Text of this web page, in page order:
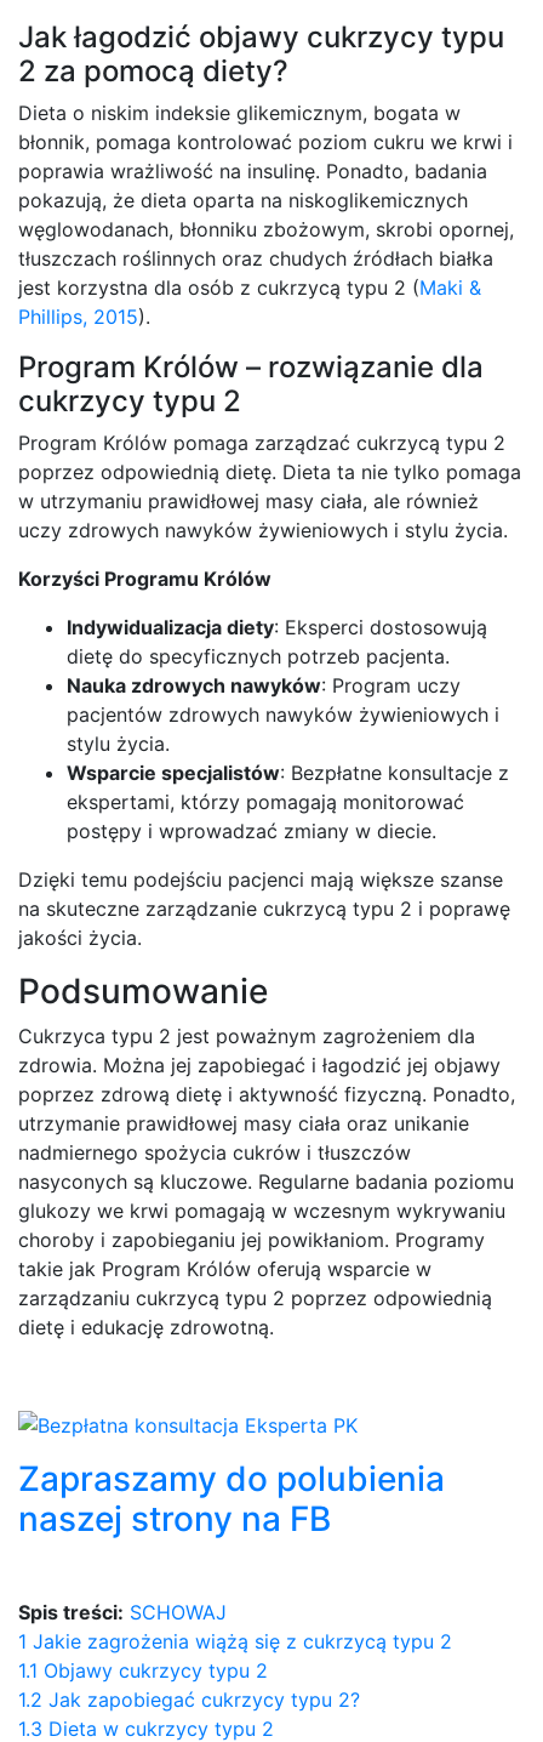
Jak łagodzić objawy cukrzycy typu
2 za pomocą diety?
Dieta o niskim indeksie glikemicznym, bogata w
błonnik, pomaga kontrolować poziom cukru we krwi i
poprawia wrażliwość na insulinę. Ponadto, badania
pokazują, że dieta oparta na niskoglikemicznych
węglowodanach, błonniku zbożowym, skrobi opornej,
tłuszczach roślinnych oraz chudych źródłach białka
jest korzystna dla osób z cukrzycą typu 2 (Maki &
Phillips, 2015).
Program Królów – rozwiązanie dla
cukrzycy typu 2
Program Królów pomaga zarządzać cukrzycą typu 2
poprzez odpowiednią dietę. Dieta ta nie tylko pomaga
w utrzymaniu prawidłowej masy ciała, ale również
uczy zdrowych nawyków żywieniowych i stylu życia.
Korzyści Programu Królów
Indywidualizacja diety: Eksperci dostosowują
dietę do specyficznych potrzeb pacjenta.
Nauka zdrowych nawyków: Program uczy
pacjentów zdrowych nawyków żywieniowych i
stylu życia.
Wsparcie specjalistów: Bezpłatne konsultacje z
ekspertami, którzy pomagają monitorować
postępy i wprowadzać zmiany w diecie.
Dzięki temu podejściu pacjenci mają większe szanse
na skuteczne zarządzanie cukrzycą typu 2 i poprawę
jakości życia.
Podsumowanie
Cukrzyca typu 2 jest poważnym zagrożeniem dla
zdrowia. Można jej zapobiegać i łagodzić jej objawy
poprzez zdrową dietę i aktywność fizyczną. Ponadto,
utrzymanie prawidłowej masy ciała oraz unikanie
nadmiernego spożycia cukrów i tłuszczów
nasyconych są kluczowe. Regularne badania poziomu
glukozy we krwi pomagają w wczesnym wykrywaniu
choroby i zapobieganiu jej powikłaniom. Programy
takie jak Program Królów oferują wsparcie w
zarządzaniu cukrzycą typu 2 poprzez odpowiednią
dietę i edukację zdrowotną.
Zapraszamy do polubienia
naszej strony na FB
Spis treści: SCHOWAJ
1 Jakie zagrożenia wiążą się z cukrzycą typu 2
1.1 Objawy cukrzycy typu 2
1.2 Jak zapobiegać cukrzycy typu 2?
1.3 Dieta w cukrzycy typu 2